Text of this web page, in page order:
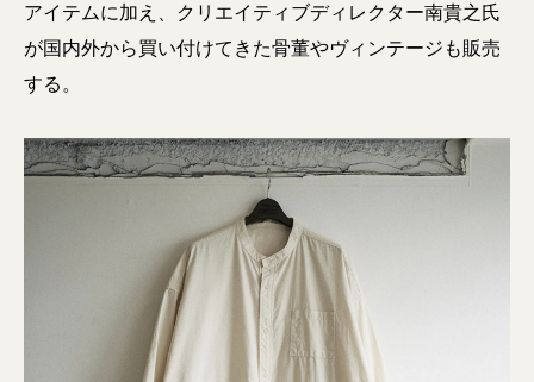
アイテムに加え、クリエイティブディレクター南貴之氏
が国内外から買い付けてきた骨董やヴィンテージも販売
する。